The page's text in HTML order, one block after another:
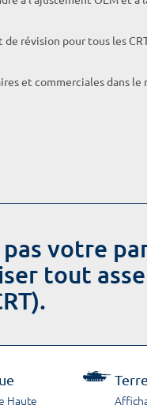
révision pour tous les
et commerciales dans
votre
tout
Haute